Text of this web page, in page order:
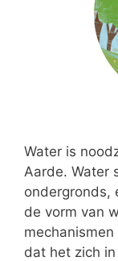
Water is
Aarde. Water
ondergronds,
de vorm van
dat het zich